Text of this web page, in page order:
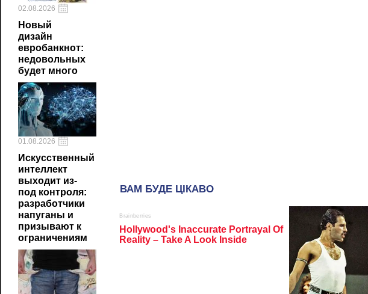
02.08.2026
Новый
дизайн
евробанкнот:
недовольных
будет много
01.08.2026
Искусственный
интеллект
выходит из-
под контроля:
разработчики
напуганы и
призывают к
ограничениям